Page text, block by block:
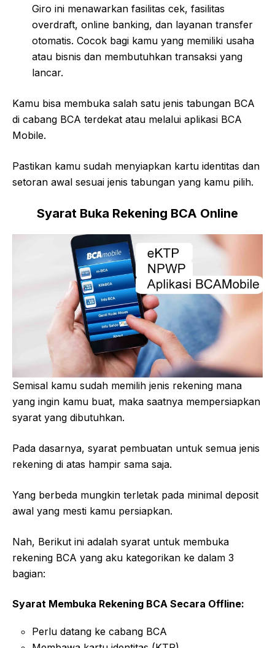
Giro ini menawarkan fasilitas cek, fasilitas
overdraft, online banking, dan layanan transfer
otomatis. Cocok bagi kamu yang memiliki usaha
atau bisnis dan membutuhkan transaksi yang
lancar.
Kamu bisa membuka salah satu jenis tabungan BCA
di cabang BCA terdekat atau melalui aplikasi BCA
Mobile.
Pastikan kamu sudah menyiapkan kartu identitas dan
setoran awal sesuai jenis tabungan yang kamu pilih.
Syarat Buka Rekening BCA Online
Semisal kamu sudah memilih jenis rekening mana
yang ingin kamu buat, maka saatnya mempersiapkan
syarat yang dibutuhkan.
Pada dasarnya, syarat pembuatan untuk semua jenis
rekening di atas hampir sama saja.
Yang berbeda mungkin terletak pada minimal deposit
awal yang mesti kamu persiapkan.
Nah, Berikut ini adalah syarat untuk membuka
rekening BCA yang aku kategorikan ke dalam 3
bagian:
Syarat Membuka Rekening BCA Secara Offline:
Perlu datang ke cabang BCA